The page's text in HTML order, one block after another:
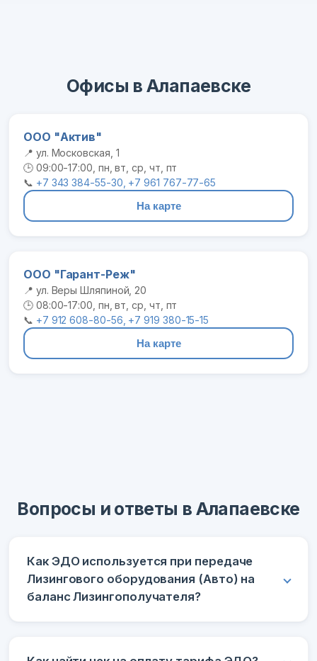
Офисы в Алапаевске
ООО "Актив"
📍 ул. Московская, 1
🕒 09:00-17:00, пн, вт, ср, чт, пт
📞 +7 343 384-55-30, +7 961 767-77-65
На карте
ООО "Гарант-Реж"
📍 ул. Веры Шляпиной, 20
🕒 08:00-17:00, пн, вт, ср, чт, пт
📞 +7 912 608-80-56, +7 919 380-15-15
На карте
Вопросы и ответы в Алапаевске
Как ЭДО используется при передаче
Лизингового оборудования (Авто) на
баланс Лизингополучателя?